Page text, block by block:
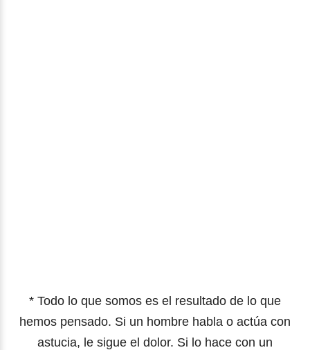
* Todo lo que somos es el resultado de lo que
hemos pensado. Si un hombre habla o actúa con
astucia, le sigue el dolor. Si lo hace con un